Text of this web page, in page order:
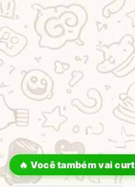
🔥 Você também vai